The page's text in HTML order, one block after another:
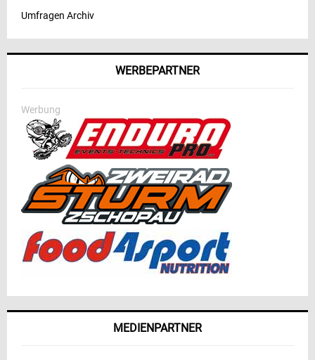
Umfragen Archiv
WERBEPARTNER
Werbung
MEDIENPARTNER